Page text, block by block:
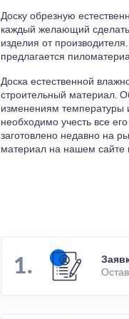
Доску обрезную
каждый желающий
изделия от
предлагается
Доска естественной
строительный материал.
изменениям температуры
необходимо учесть все
заготовлено недавно на
материал на нашем сайте